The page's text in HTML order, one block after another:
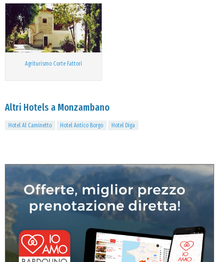
Agriturismo Corte Fattori
Altri Hotels a Monzambano
Hotel Al Caminetto Hotel Antico Borgo Hotel Diga